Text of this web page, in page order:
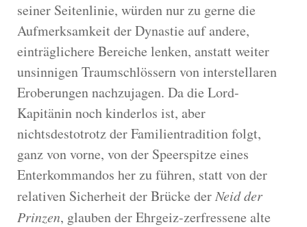
seiner Seitenlinie, würden nur zu gerne die
Aufmerksamkeit der Dynastie auf andere,
einträglichere Bereiche lenken, anstatt weiter
unsinnigen Traumschlössern von interstellaren
Eroberungen nachzujagen. Da die Lord-
Kapitänin noch kinderlos ist, aber
nichtsdestotrotz der Familientradition folgt,
ganz von vorne, von der Speerspitze eines
Enterkommandos her zu führen, statt von der
relativen Sicherheit der Brücke der Neid der
Prinzen, glauben der Ehrgeiz-zerfressene alte